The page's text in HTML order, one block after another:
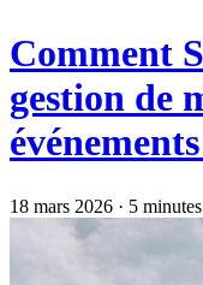
Comment
gestion de
18 mars 2026 · 5